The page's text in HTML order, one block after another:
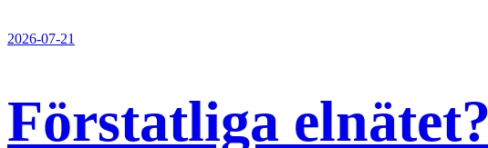
2026-07-21
Förstatliga elnätet?